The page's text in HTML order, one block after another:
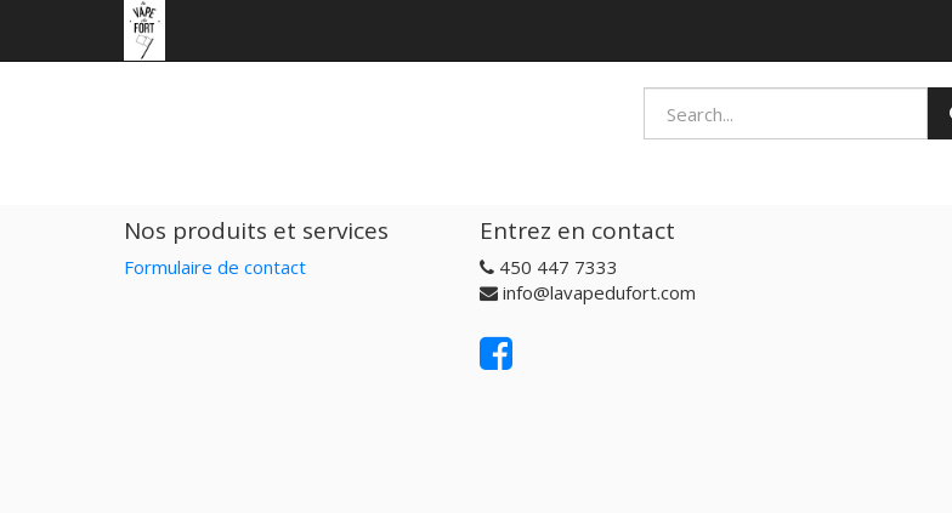
Nos produits et services
Formulaire de contact
Entrez en contact
450 447 7333
info@lavapedufort.com